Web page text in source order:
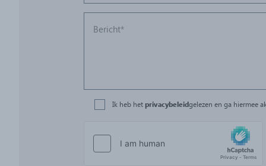
Ik heb hetprivacybeleidgelezen en ga hiermee